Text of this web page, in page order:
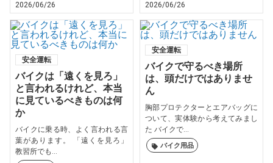
2026/06/26 2026/06/26
安全運転
バイクは「遠くを見ろ」
と言われるけれど、本当
に見ているべきものは何
か
バイクに乗る時、よく言われる言
葉があります。 「遠くを見ろ」
教習所でも...
安全運転
バイクで守るべき場所
は、頭だけではありませ
ん
胸部プロテクターとエアバッグに
ついて、実体験から考えてみまし
た バイクで...
バイク用品